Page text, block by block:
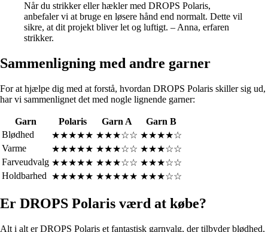
Når du strikker eller hækler med DROPS Polaris,
anbefaler vi at bruge en løsere hånd end normalt. Dette vil
sikre, at dit projekt bliver let og luftigt. – Anna, erfaren
strikker.
Sammenligning med andre garner
For at hjælpe dig med at forstå, hvordan DROPS Polaris skiller sig ud,
har vi sammenlignet det med nogle lignende garner:
Garn Polaris Garn A
Garn B
Blødhed
★★★★★ ★★★☆☆ ★★★★☆
Varme
★★★★★ ★★★☆☆ ★★★☆☆
Farveudvalg ★★★★★ ★★★☆☆ ★★★☆☆
Holdbarhed ★★★★★ ★★★★★ ★★★☆☆
Er DROPS Polaris værd at købe?
Alt i alt er DROPS Polaris et fantastisk garnvalg, der tilbyder blødhed,